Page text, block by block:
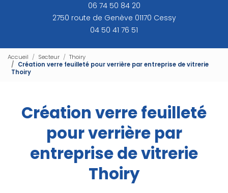
06 74 50 84 20
2750 route de Genève 01170 Cessy
04 50 41 76 51
Accueil Secteur
Thoiry
Création verre feuilleté pour verrière par entreprise de vitrerie
Thoiry
Création verre feuilleté
pour verrière par
entreprise de vitrerie
Thoiry